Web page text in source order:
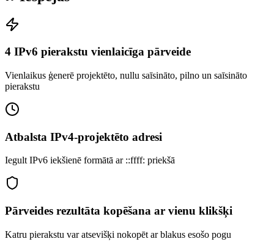
4 IPv6 pierakstu vienlaicīga pārveide
Vienlaikus ģenerē projektēto, nullu saīsināto, pilno un saīsināto
pierakstu
Atbalsta IPv4-projektēto adresi
Iegult IPv6 iekšienē formātā ar ::ffff: priekšā
Pārveides rezultāta kopēšana ar vienu klikšķi
Katru pierakstu var atsevišķi nokopēt ar blakus esošo pogu